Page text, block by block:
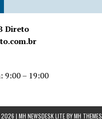
Direto
9:00 – 19:00
2026 | MH NEWSDESK LITE BYMH THEMES